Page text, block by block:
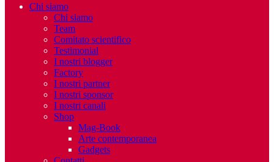
Chi siamo
Chi siamo
Team
Comitato scientifico
Testimonial
I nostri blogger
Factory
I nostri partner
I nostri sponsor
I nostri canali
Shop
Mag-Book
Arte contemporanea
Gadgets